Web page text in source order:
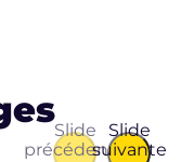
Slide
précédente
Slide
suivante